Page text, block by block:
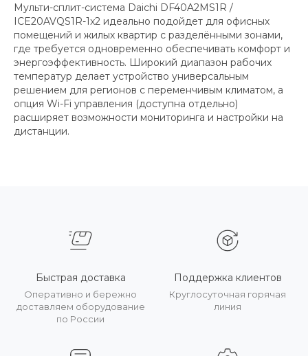
Мульти-сплит-система Daichi DF40A2MS1R /
ICE20AVQS1R-1x2 идеально подойдет для офисных
помещений и жилых квартир с разделёнными зонами,
где требуется одновременно обеспечивать комфорт и
энергоэффективность. Широкий диапазон рабочих
температур делает устройство универсальным
решением для регионов с переменчивым климатом, а
опция Wi-Fi управления (доступна отдельно)
расширяет возможности мониторинга и настройки на
дистанции.
Быстрая доставка
Оперативно и бережно
доставляем оборудование
по России
Поддержка клиентов
Круглосуточная горячая
линия